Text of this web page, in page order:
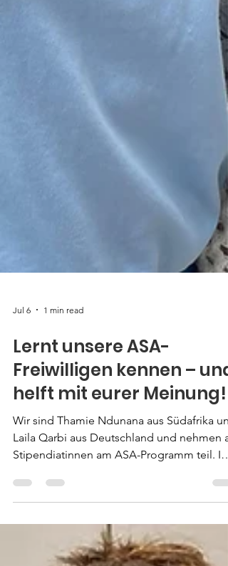
Jul 6 1 min read
Lernt unsere ASA-
Freiwilligen kennen – und
helft mit eurer Meinung!
Wir sind Thamie Ndunana aus Südafrika
Stipendiatinnen am ASA-Programm teil. Im
Rahmen unseres gemeinsamen Projekts mit
Niedersachsen.GLOBAL und Masifunde
beschäftigen wir uns mit der Zukunft der
Freiwilligenarbeit und der internationalen